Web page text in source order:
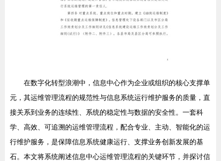
在数字化转型浪潮中，信息中心作为企业或组织的核心支撑单
元，其运维管理流程的规范性与信息系统运行维护服务的质量，直
接关系到业务的连续性、系统的稳定性与数据的安全性。一套科
学、高效、可追溯的运维管理流程，配合专业、主动、智能化的运
行维护服务，是保障信息系统健康运行、支撑业务创新发展的基
石。本文将系统阐述信息中心运维管理流程的关键环节，并探讨信